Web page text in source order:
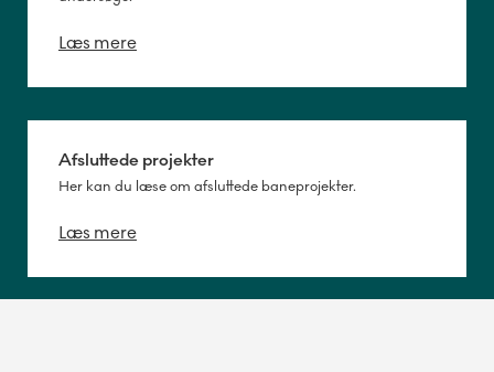
Læs mere
Afsluttede projekter
Her kan du læse om afsluttede baneprojekter.
Læs mere